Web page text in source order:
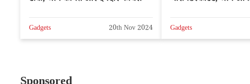
Gadgets 20th Nov 2024 Gadgets